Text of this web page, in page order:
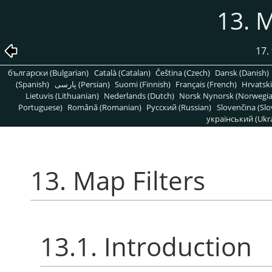
13.
български (Bulgarian) Català (Catalan) Čeština (Czech) Dansk (Danish)
(Spanish)
پارسی (Persian) Suomi (Finnish) Français (French)
Lietuvis (Lithuanian) Nederlands (Dutch) Norsk Nynorsk
Portuguese) Română (Romanian) Pусский (Russian) Slovenčina
український
13. Map Filters
13.1. Introduction